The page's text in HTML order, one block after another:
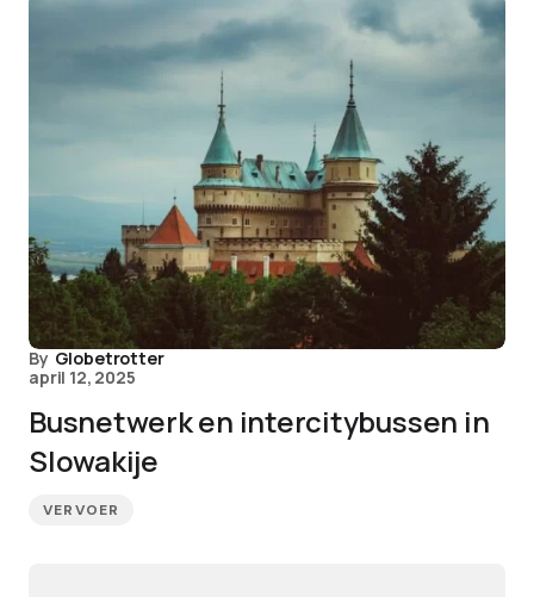
By Globetrotter
april 12, 2025
Busnetwerk en intercitybussen in
Slowakije
VERVOER